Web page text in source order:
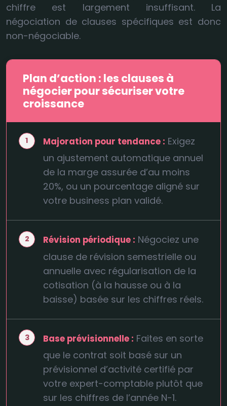
chiffre est largement insuffisant. La
négociation de clauses spécifiques est donc
non-négociable.
Plan d’action : les clauses à
négocier pour sécuriser votre
croissance
Majoration pour tendance : Exigez
un ajustement automatique annuel
de la marge assurée d’au moins
20%, ou un pourcentage aligné sur
votre business plan validé.
Révision périodique : Négociez une
clause de révision semestrielle ou
annuelle avec régularisation de la
cotisation (à la hausse ou à la
baisse) basée sur les chiffres réels.
Base prévisionnelle : Faites en sorte
que le contrat soit basé sur un
prévisionnel d’activité certifié par
votre expert-comptable plutôt que
sur les chiffres de l’année N-1.